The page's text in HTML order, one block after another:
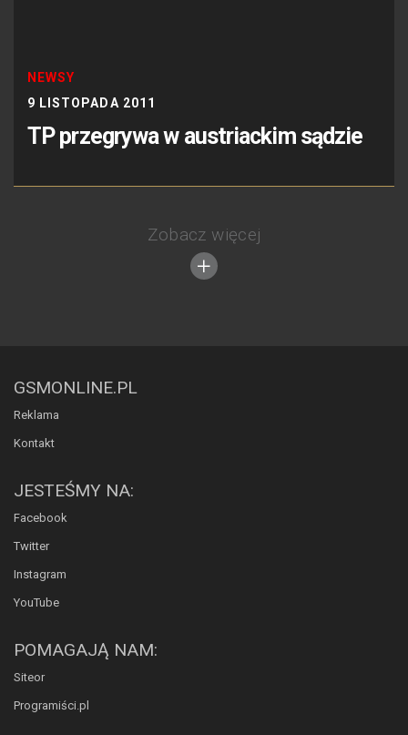
NEWSY
9 LISTOPADA 2011
TP przegrywa w austriackim sądzie
Zobacz więcej
GSMONLINE.PL
Reklama
Kontakt
JESTEŚMY NA:
Facebook
Twitter
Instagram
YouTube
POMAGAJĄ NAM:
Siteor
Programiści.pl